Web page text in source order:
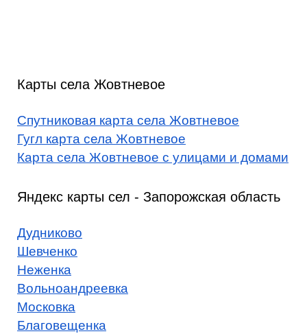
Карты села Жовтневое
Спутниковая карта села Жовтневое
Гугл карта села Жовтневое
Карта села Жовтневое с улицами и домами
Яндекс карты сел - Запорожская область
Дудниково
Шевченко
Неженка
Вольноандреевка
Московка
Благовещенка